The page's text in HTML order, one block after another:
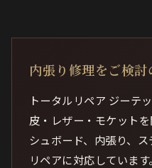
内張り修理をご検討
トータルリペア ジーテ
皮・レザー・モケット
シュボード、内張り、
リペアに対応していま